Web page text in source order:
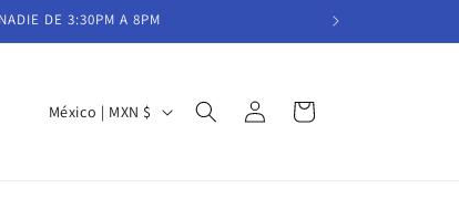
DE 3:30PM A 8PM
México | MXN $
Iniciar
sesión
Carrito